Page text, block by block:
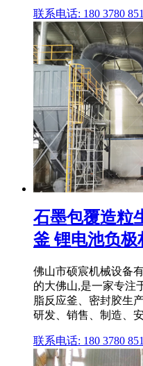
联系电话: 180 3780
石墨包覆造粒
釜 锂电池负极
佛山市硕宸机械设备
的大佛山,是一家专注
脂反应釜、密封胶生
研发、销售、制造、
联系电话: 180 3780